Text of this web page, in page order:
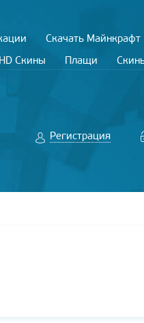
Скачать Майнкрафт
HD Скины Плащи
Регистрация